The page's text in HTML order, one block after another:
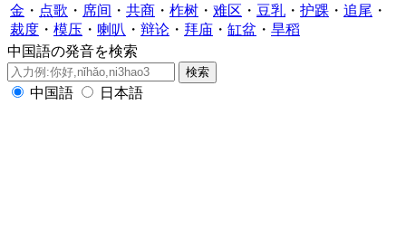
金 ・ 点歌 ・ 席间 ・ 共商 ・ 柞树 ・ 难区 ・ 豆乳 ・ 护踝 ・ 追尾 ・
裁度 ・ 模压 ・ 喇叭 ・ 辩论 ・ 拜庙 ・ 缸盆 ・ 旱稻
中国語の発音を検索
中国語 日本語